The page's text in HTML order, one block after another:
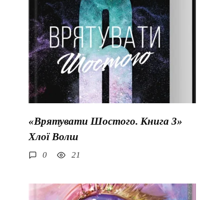
«Врятувати Шостого. Книга 3»
Хлої Волш
0 21